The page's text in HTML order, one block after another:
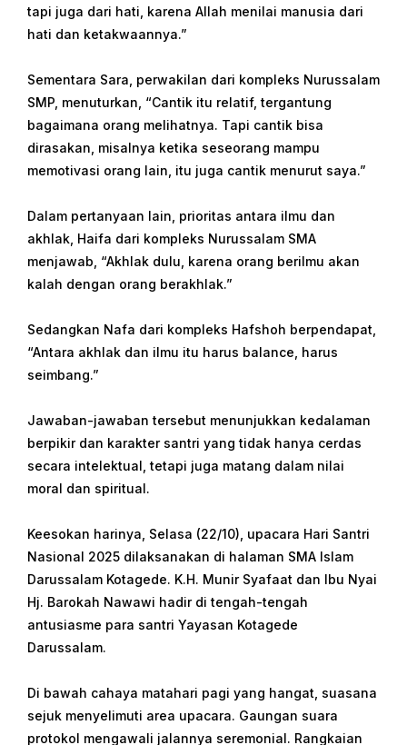
tapi juga dari hati, karena Allah menilai manusia dari
hati dan ketakwaannya.”
Sementara Sara, perwakilan dari kompleks Nurussalam
SMP, menuturkan, “Cantik itu relatif, tergantung
bagaimana orang melihatnya. Tapi cantik bisa
dirasakan, misalnya ketika seseorang mampu
memotivasi orang lain, itu juga cantik menurut saya.”
Dalam pertanyaan lain, prioritas antara ilmu dan
akhlak, Haifa dari kompleks Nurussalam SMA
menjawab, “Akhlak dulu, karena orang berilmu akan
kalah dengan orang berakhlak.”
Sedangkan Nafa dari kompleks Hafshoh berpendapat,
“Antara akhlak dan ilmu itu harus balance, harus
seimbang.”
Jawaban-jawaban tersebut menunjukkan kedalaman
berpikir dan karakter santri yang tidak hanya cerdas
secara intelektual, tetapi juga matang dalam nilai
moral dan spiritual.
Keesokan harinya, Selasa (22/10), upacara Hari Santri
Nasional 2025 dilaksanakan di halaman SMA Islam
Darussalam Kotagede. K.H. Munir Syafaat dan Ibu Nyai
Hj. Barokah Nawawi hadir di tengah-tengah
antusiasme para santri Yayasan Kotagede
Darussalam.
Di bawah cahaya matahari pagi yang hangat, suasana
sejuk menyelimuti area upacara. Gaungan suara
protokol mengawali jalannya seremonial. Rangkaian